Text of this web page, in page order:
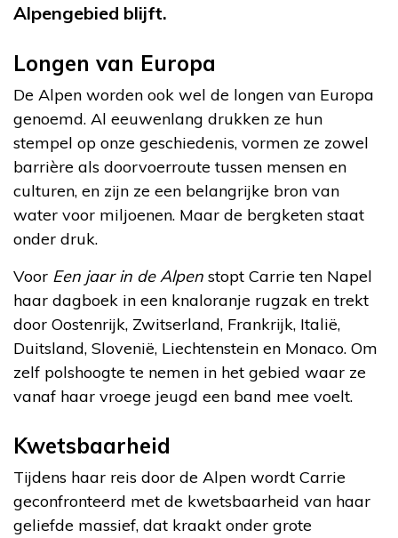
Alpengebied blijft.
Longen van Europa
De Alpen worden ook wel de longen van Europa
genoemd. Al eeuwenlang drukken ze hun
stempel op onze geschiedenis, vormen ze zowel
barrière als doorvoerroute tussen mensen en
culturen, en zijn ze een belangrijke bron van
water voor miljoenen. Maar de bergketen staat
onder druk.
Voor Een jaar in de Alpen stopt Carrie ten Napel
haar dagboek in een knaloranje rugzak en trekt
door Oostenrijk, Zwitserland, Frankrijk, Italië,
Duitsland, Slovenië, Liechtenstein en Monaco. Om
zelf polshoogte te nemen in het gebied waar ze
vanaf haar vroege jeugd een band mee voelt.
Kwetsbaarheid
Tijdens haar reis door de Alpen wordt Carrie
geconfronteerd met de kwetsbaarheid van haar
geliefde massief, dat kraakt onder grote